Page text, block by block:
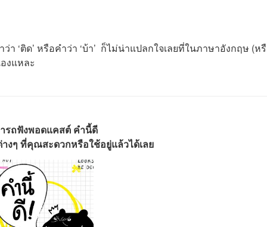
‘ติด’ หรือคำว่า ‘บ้า’ ก็ไม่น่าแปลกใจเลยที่ในภาษาอังกฤษ (ห
งแหละ
รถฟังพอดแคสต์ คำนี้ดี
งๆ ที่คุณสะดวกหรือใช้อยู่แล้วได้เลย